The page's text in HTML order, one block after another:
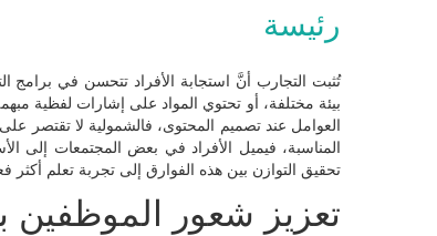
رئيسة
تُثبت التجارب أنَّ استجابة الأفراد تتحسن في برامج
بيئة مختلفة، أو تحتوي المواد على إشارات لفظية
العوامل عند تصميم المحتوى، فالشمولية لا تقتصر
المناسبة، فيميل الأفراد في بعض المجتمعات إلى
تحقيق التوازن بين هذه الفوارق إلى تجربة تعلم أكثر
تعزيز شعور الموظفين